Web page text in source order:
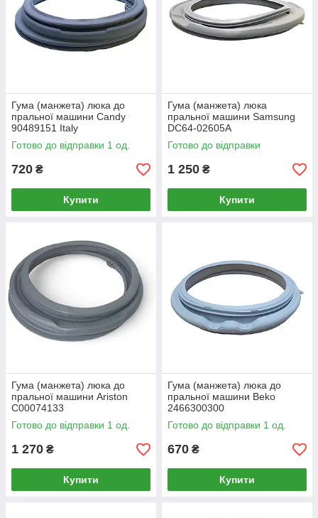
Гума (манжета) люка до
пральної машини Candy
90489151 Italy
Готово до відправки 1 од.
720 ₴
Купити
Гума (манжета) люка
пральної машини Samsung
DC64-02605A
Готово до відправки
1 250 ₴
Купити
Гума (манжета) люка до
пральної машини Ariston
C00074133
Готово до відправки 1 од.
1 270 ₴
Купити
Гума (манжета) люка до
пральної машини Beko
2466300300
Готово до відправки 1 од.
670 ₴
Купити